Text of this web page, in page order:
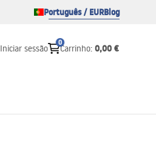
Português / EURBlog
Iniciar sessão
0
Carrinho: 0,00 €